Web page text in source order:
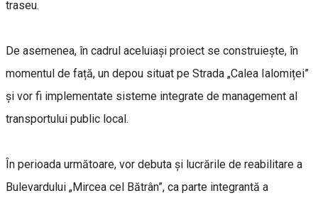
traseu.
De asemenea, în cadrul aceluiași proiect se construiește, în
momentul de față, un depou situat pe Strada „Calea Ialomiței”
și vor fi implementate sisteme integrate de management al
transportului public local.
În perioada următoare, vor debuta și lucrările de reabilitare a
Bulevardului „Mircea cel Bătrân”, ca parte integrantă a